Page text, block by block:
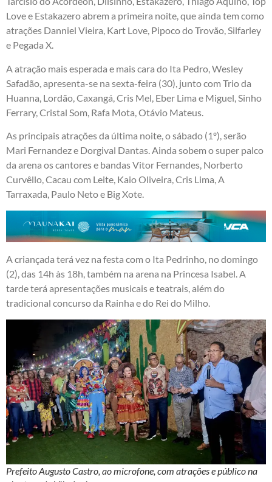
Love e Estakazero abrem a primeira noite, que ainda tem como
atrações Danniel Vieira, Kart Love, Pipoco do Trovão, Silfarley
e Pegada X.
A atração mais esperada e mais cara do Ita Pedro, Wesley
Safadão, apresenta-se na sexta-feira (30), junto com Trio da
Huanna, Lordão, Caxangá, Cris Mel, Eber Lima e Miguel, Sinho
Ferrary, Cristal Som, Rafa Mota, Otávio Mateus.
As principais atrações da última noite, o sábado (1º), serão
Mari Fernandez e Dorgival Dantas. Ainda sobem o super palco
da arena os cantores e bandas Vitor Fernandes, Norberto
Curvêllo, Cacau com Leite, Kaio Oliveira, Cris Lima, A
Tarraxada, Paulo Neto e Big Xote.
A criançada terá vez na festa com o Ita Pedrinho, no domingo
(2), das 14h às 18h, também na arena na Princesa Isabel. A
tarde terá apresentações musicais e teatrais, além do
tradicional concurso da Rainha e do Rei do Milho.
Prefeito Augusto Castro, ao microfone, com atrações e público na